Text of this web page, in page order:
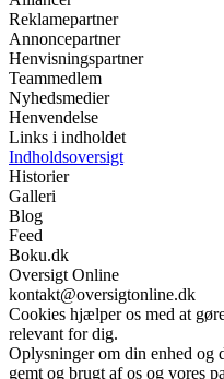
Reklamepartner
Annoncepartner
Henvisningspartner
Teammedlem
Nyhedsmedier
Henvendelse
Links i indholdet
Indholdsoversigt
Historier
Galleri
Blog
Feed
Boku.dk
Oversigt Online
kontakt@oversigtonline.dk
Cookies hjælper os med at
relevant for dig.
Oplysninger om din enhed og
gemt og brugt af os og vores